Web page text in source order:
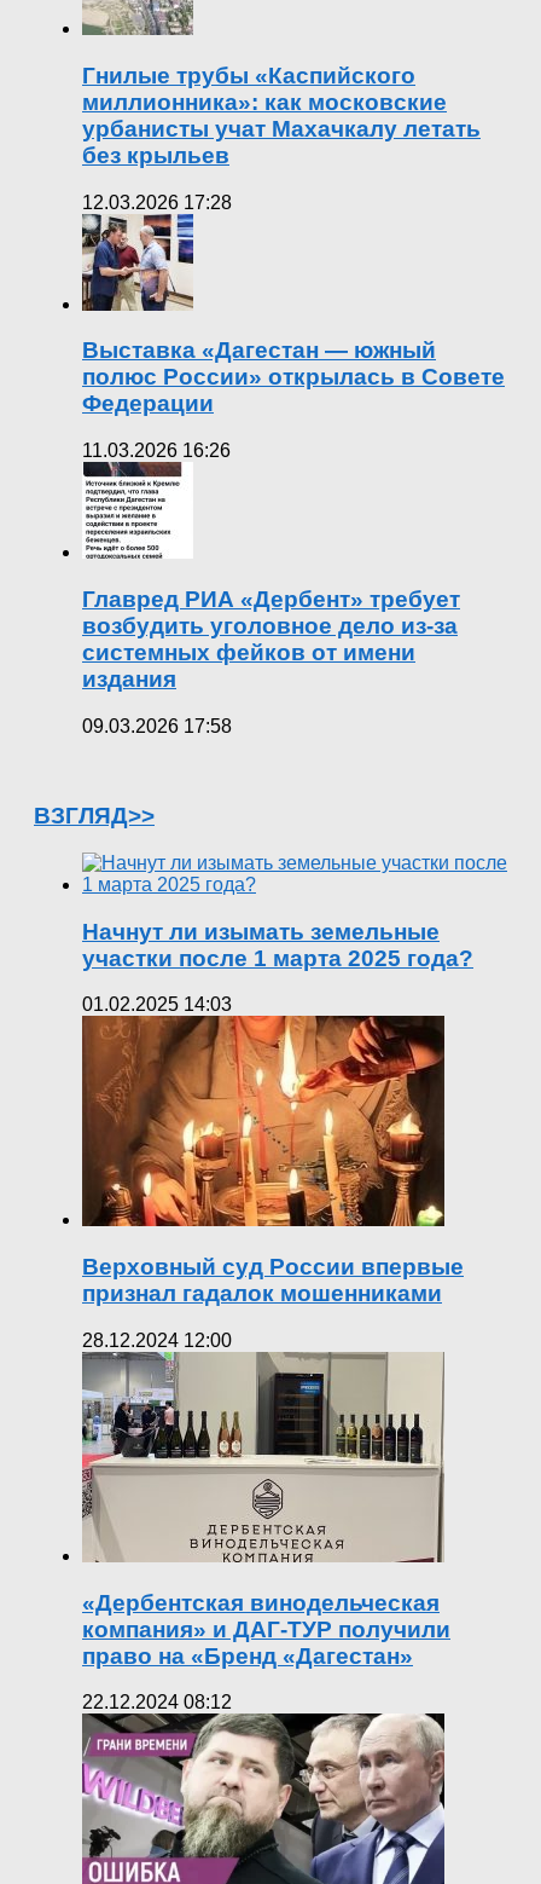
Гнилые трубы «Каспийского
миллионника»: как московские
урбанисты учат Махачкалу летать
без крыльев
12.03.2026 17:28
Выставка «Дагестан — южный
полюс России» открылась в Совете
Федерации
11.03.2026 16:26
Главред РИА «Дербент» требует
возбудить уголовное дело из-за
системных фейков от имени
издания
09.03.2026 17:58
ВЗГЛЯД>>
Начнут ли изымать земельные
участки после 1 марта 2025 года?
01.02.2025 14:03
Верховный суд России впервые
признал гадалок мошенниками
28.12.2024 12:00
«Дербентская винодельческая
компания» и ДАГ-ТУР получили
право на «Бренд «Дагестан»
22.12.2024 08:12